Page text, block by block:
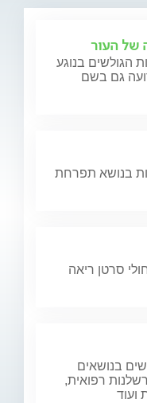
של העור
הגולשים בנוגע
גם בשם
בנושא תפרחת
סרטן ריאה
בנושאים
רפואית,
ועוד